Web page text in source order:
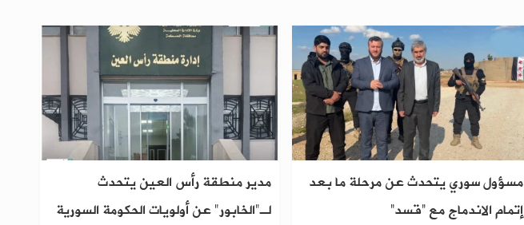
مسؤول سوري يتحدث عن مرحلة ما بعد
إتمام الاندماج مع “قسد”
مدير منطقة رأس العين يتحدث
لـ"الخابور" عن أولويات الحكومة السورية